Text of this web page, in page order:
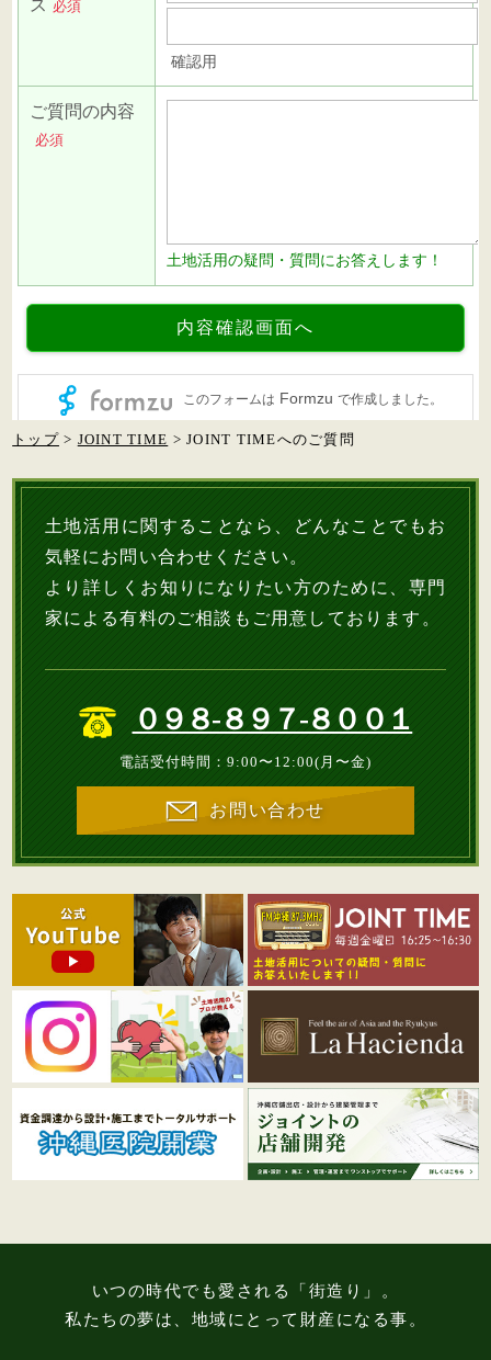
トップ > JOINT TIME > JOINT TIMEへのご質問
土地活用に関することなら、どんなことでもお
気軽にお問い合わせください。
より詳しくお知りになりたい方のために、専門
家による有料のご相談もご用意しております。
０９８-８９７-８００１
電話受付時間：9:00〜12:00(月〜金)
お問い合わせ
いつの時代でも愛される「街造り」。
私たちの夢は、地域にとって財産になる事。